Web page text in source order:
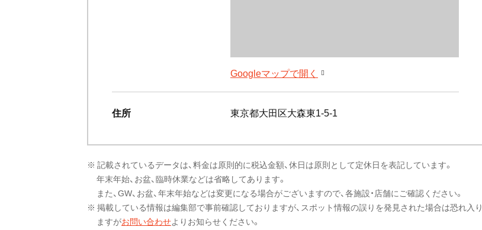
Googleマップで開く
住所 東京都大田区大森東1-5-1
※ 記載されているデータは、料金は原則的に税込金額、休日は原則として定休日を表記しています。
年末年始、お盆、臨時休業などは省略してあります。
また、GW、お盆、年末年始などは変更になる場合がございますので、各施設・店舗にご確認ください。
※ 掲載している情報は編集部で事前確認しておりますが、スポット情報の誤りを発見された場合は恐れ入り
ますがお問い合わせよりお知らせください。